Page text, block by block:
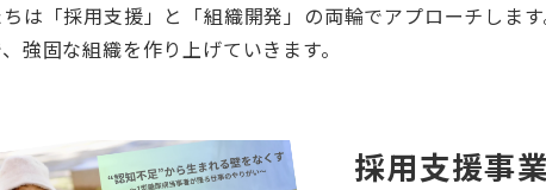
は「採用支援」と「組織開発」の両輪でアプローチします
強固な組織を作り上げていきます。
採用支援事業